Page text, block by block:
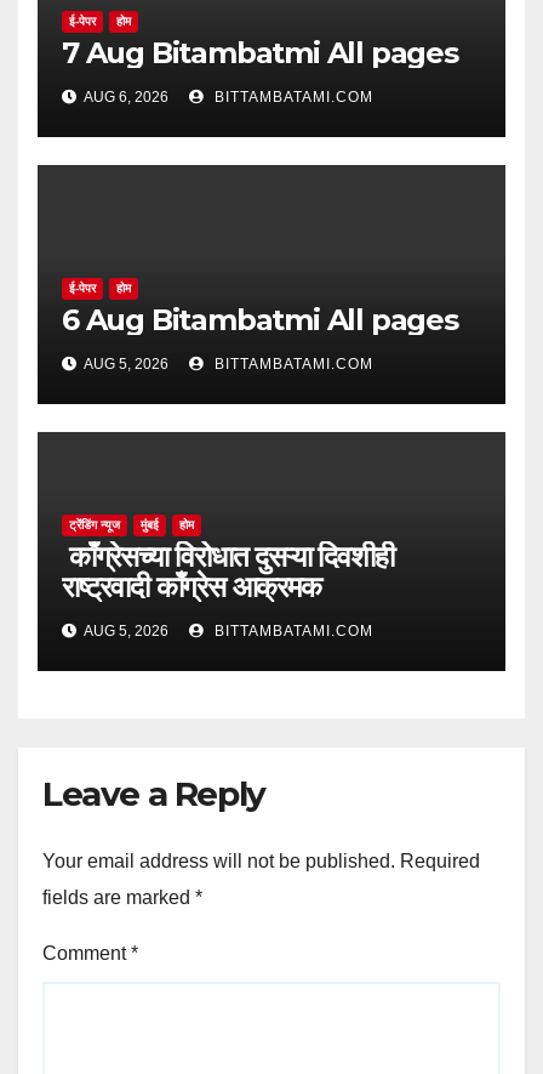
ई-पेपर होम
7 Aug Bitambatmi All pages
AUG 6, 2026 BITTAMBATAMI.COM
ई-पेपर होम
6 Aug Bitambatmi All pages
AUG 5, 2026 BITTAMBATAMI.COM
ट्रेंडिंग न्यूज मुंबई होम
काँग्रेसच्या विरोधात दुसऱ्या दिवशीही
राष्ट्रवादी काँग्रेस आक्रमक
AUG 5, 2026 BITTAMBATAMI.COM
Leave a Reply
Your email address will not be published. Required
fields are marked *
Comment*